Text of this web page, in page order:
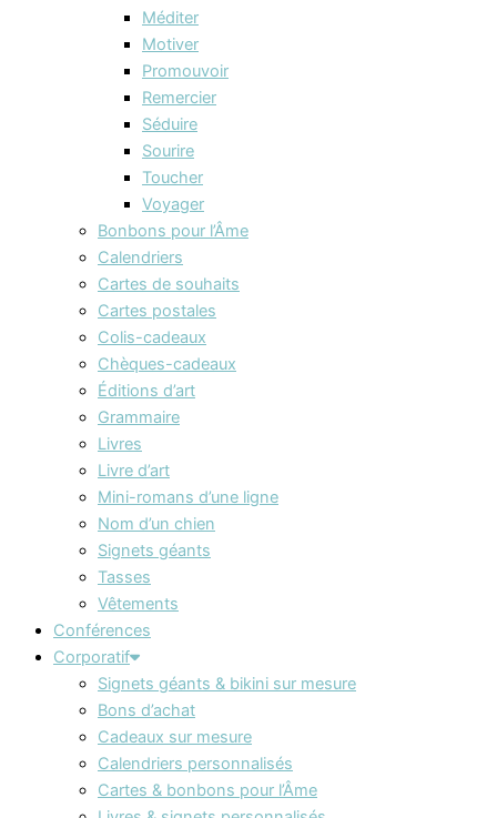
Méditer
Motiver
Promouvoir
Remercier
Séduire
Sourire
Toucher
Voyager
Bonbons pour l’Âme
Calendriers
Cartes de souhaits
Cartes postales
Colis-cadeaux
Chèques-cadeaux
Éditions d’art
Grammaire
Livres
Livre d’art
Mini-romans d’une ligne
Nom d’un chien
Signets géants
Tasses
Vêtements
Conférences
Corporatif
Signets géants & bikini sur mesure
Bons d’achat
Cadeaux sur mesure
Calendriers personnalisés
Cartes & bonbons pour l’Âme